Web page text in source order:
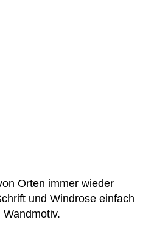
Orten immer wieder
und Windrose einfach